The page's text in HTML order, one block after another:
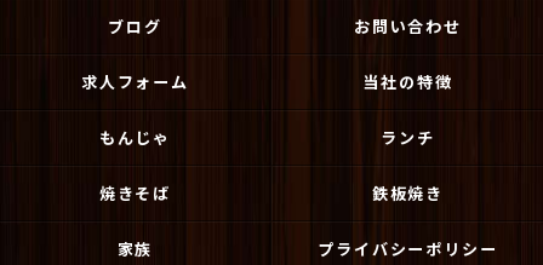
ブログ お問い合わせ
求人フォーム 当社の特徴
もんじゃ ランチ
焼きそば 鉄板焼き
家族 プライバシーポリシー